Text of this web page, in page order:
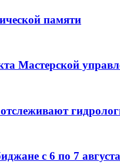
памяти
Мастерской
с 6 по 7 августа